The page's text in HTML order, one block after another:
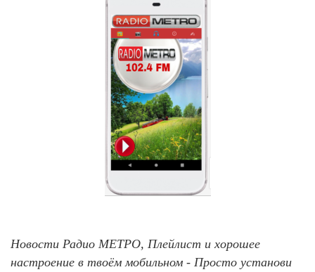
Новости Радио МЕТРО, Плейлист и хорошее
настроение в твоём мобильном - Просто установи